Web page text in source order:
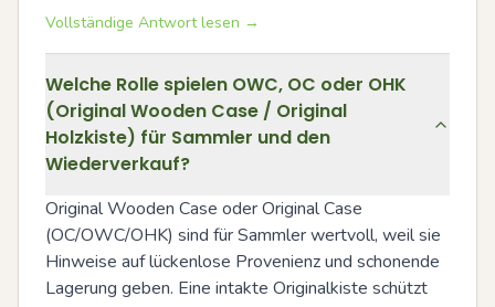
Vollständige Antwort lesen →
Welche Rolle spielen OWC, OC oder OHK
(Original Wooden Case / Original
Holzkiste) für Sammler und den
Wiederverkauf?
Original Wooden Case oder Original Case
(OC/OWC/OHK) sind für Sammler wertvoll, weil sie
Hinweise auf lückenlose Provenienz und schonende
Lagerung geben. Eine intakte Originalkiste schützt